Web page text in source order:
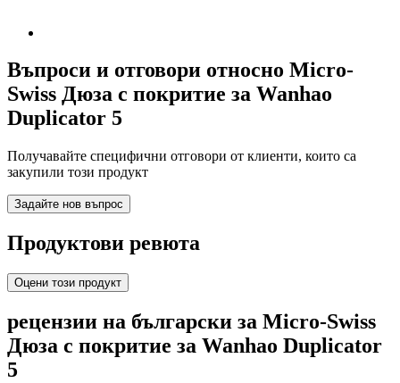
Въпроси и отговори относно Micro-
Swiss Дюза с покритие за Wanhao
Duplicator 5
Получавайте специфични отговори от клиенти, които са
закупили този продукт
Задайте нов въпрос
Продуктови ревюта
Оцени този продукт
рецензии на български за Micro-Swiss
Дюза с покритие за Wanhao Duplicator
5